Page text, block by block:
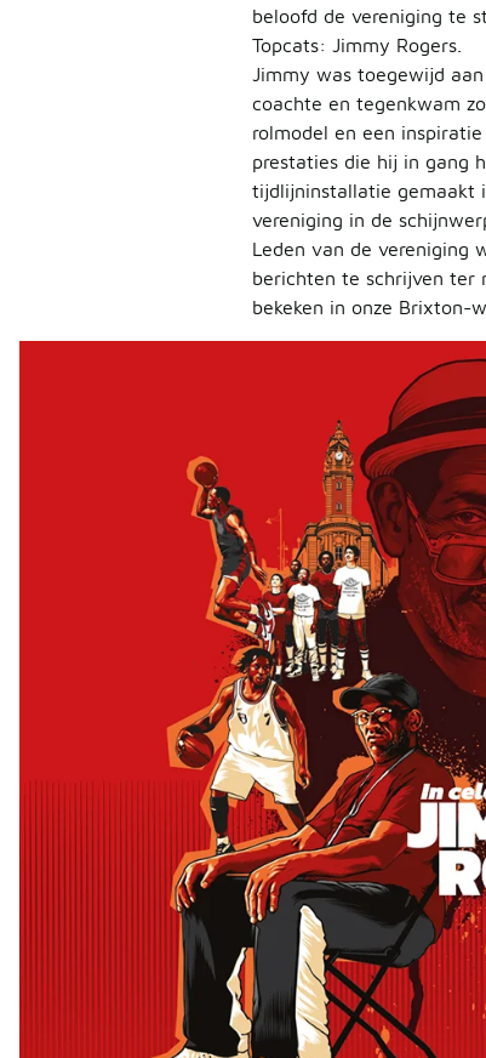
beloofd de vereniging te
Topcats: Jimmy Rogers.
Jimmy was toegewijd
coachte en tegenkwam
rolmodel en een
prestaties die hij in gang
tijdlijninstallatie gemaakt
vereniging in de
Leden van de vereniging
berichten te schrijven ter
bekeken in onze Brixton-